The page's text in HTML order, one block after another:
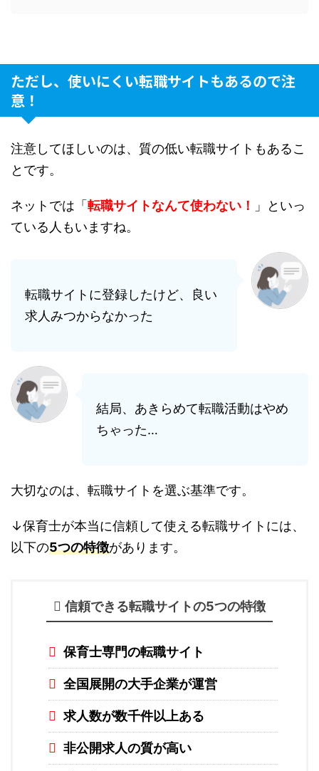
ただし、使いにくい転職サイトもあるので注
意！
注意してほしいのは、質の低い転職サイトもあるこ
とです。
ネットでは「転職サイトなんて使わない！
」といっ
ている人もいますね。
転職サイトに登録したけど、良い
求人みつからなかった
結局、あきらめて転職活動はやめ
ちゃった…
大切なのは、転職サイトを選ぶ基準です。
↓保育士が本当に信頼して使える転職サイトには、
以下の5つの特徴があります。
信頼できる転職サイトの5つの特徴
保育士専門の転職サイト
全国展開の大手企業が運営
求人数が数千件以上ある
非公開求人の質が高い